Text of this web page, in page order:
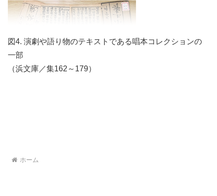
図4. 演劇や語り物のテキストである唱本コレクションの
一部
（浜文庫／集162～179）
ホーム